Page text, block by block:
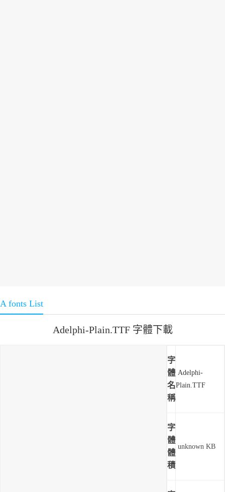
A fonts List
Adelphi-Plain.TTF 字體下載
字
體
名
稱
Adelphi-
Plain.TTF
字
體
體
積
unknown KB